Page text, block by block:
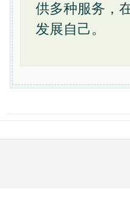
供多种服务，
发展自己。